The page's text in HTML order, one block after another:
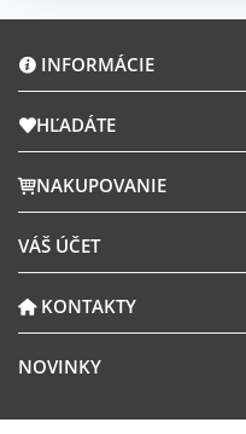
INFORMÁCIE
HĽADÁTE
NAKUPOVANIE
VÁŠ ÚČET
KONTAKTY
NOVINKY